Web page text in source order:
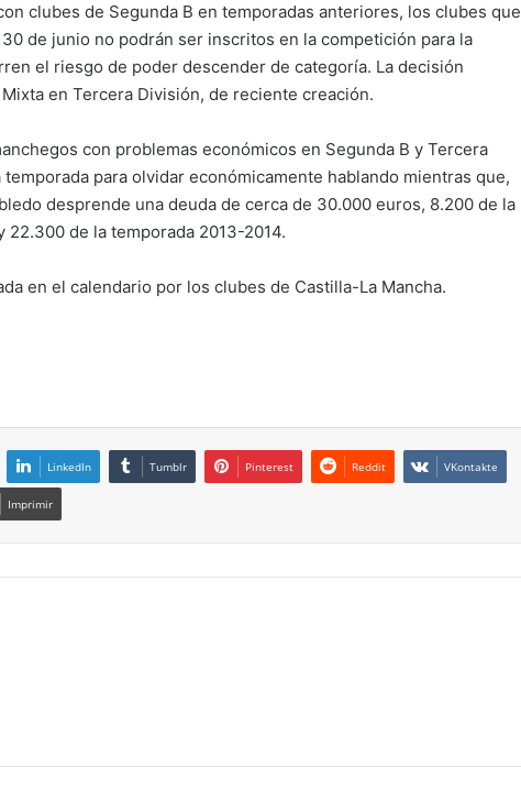
clubes de Segunda B en temporadas anteriores, los clubes que
de junio no podrán ser inscritos en la competición para la
el riesgo de poder descender de categoría. La decisión
en Tercera División, de reciente creación.
con problemas económicos en Segunda B y Tercera
temporada para olvidar económicamente hablando mientras que,
desprende una deuda de cerca de 30.000 euros, 8.200 de la
de la temporada 2013-2014.
en el calendario por los clubes de Castilla-La Mancha.
LinkedIn Tumblr Pinterest Reddit VKontakte
Imprimir